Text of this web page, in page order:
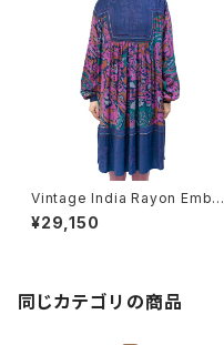
Vintage India Rayon Embro
idered Dress
¥29,150
同じカテゴリの商品